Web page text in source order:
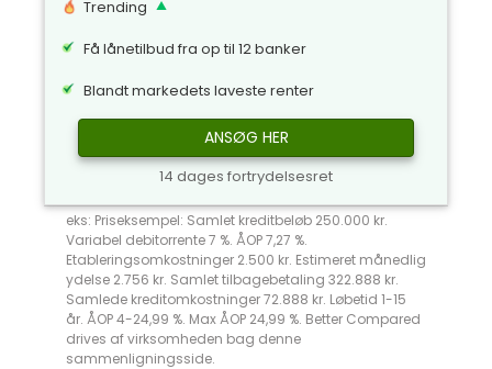
Trending
Få lånetilbud fra op til 12 banker
Blandt markedets laveste renter
ANSØG HER
14 dages fortrydelsesret
eks: Priseksempel: Samlet kreditbeløb 250.000 kr.
Variabel debitorrente 7 %. ÅOP 7,27 %.
Etableringsomkostninger 2.500 kr. Estimeret månedlig
ydelse 2.756 kr. Samlet tilbagebetaling 322.888 kr.
Samlede kreditomkostninger 72.888 kr. Løbetid 1-15
år. ÅOP 4-24,99 %. Max ÅOP 24,99 %. Better Compared
drives af virksomheden bag denne
sammenligningsside.